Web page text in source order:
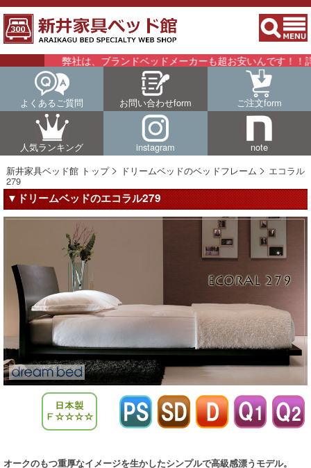
弊社は、ブランドベッドメーカーも超お安いんです！！詳細は
よくあるご質問 お問い合わせform ご注文form
人気ランキング instagram
note
新井家具ベッド館 トップ
ドリームベッドのベッドフレーム エコラル
279
▼ドリームベッドのエコラル279
オークのもつ重厚なイメージを生かしたシンプルで高級感漂うモデル。